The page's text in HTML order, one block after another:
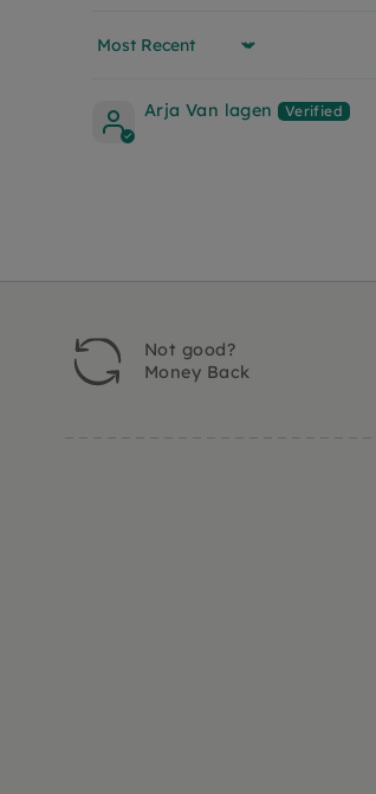
Sort by
Arja Van lagen
Not good?
Money Back